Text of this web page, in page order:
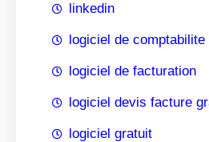
linkedin
logiciel de comptabilite
logiciel de facturation
logiciel devis facture
logiciel gratuit